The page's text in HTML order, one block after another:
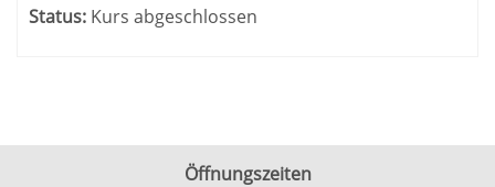
Status: Kurs abgeschlossen
Öffnungszeiten